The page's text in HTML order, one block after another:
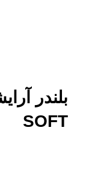
SOFT